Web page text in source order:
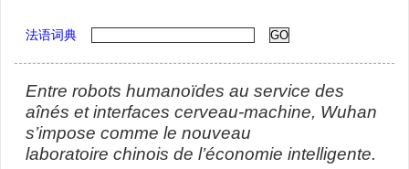
法语词典
Entre robots humanoïdes au service des
aînés et interfaces cerveau-machine, Wuhan
s’impose comme le nouveau
laboratoire chinois de l’économie intelligente.